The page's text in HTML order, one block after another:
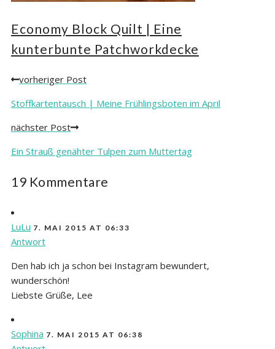
Economy Block Quilt | Eine
kunterbunte Patchworkdecke
Posts
navigation
vorheriger Post
Stoffkartentausch | Meine Frühlingsboten im April
nächster Post
Ein Strauß genähter Tulpen zum Muttertag
19 Kommentare
LuLu 7. MAI 2015 AT 06:33
Antwort
Den hab ich ja schon bei Instagram bewundert,
wunderschön!
Liebste Grüße, Lee
Sophina 7. MAI 2015 AT 06:38